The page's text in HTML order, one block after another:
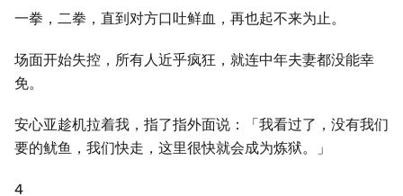
一拳，二拳，直到对方口吐鲜血，再也起不来为止。
场面开始失控，所有人近乎疯狂，就连中年夫妻都没能幸
免。
安心亚趁机拉着我，指了指外面说：「我看过了，没有我们
要的鱿鱼，我们快走，这里很快就会成为炼狱。」
4